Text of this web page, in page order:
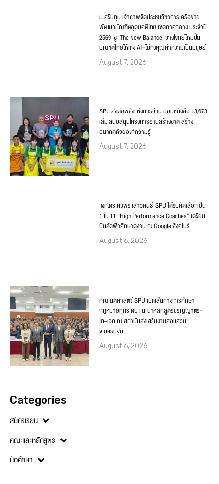
ม.ศรีปทุม เจ้าภาพจัดประชุมวิชาการเครือข่าย
พัฒนาบัณฑิตอุดมคติไทย เขตภาคกลาง ประจำปี
2569 ชู ‘The New Balance’ วางโจทย์ใหม่ปั้น
บัณฑิตไทยให้เก่ง AI–ไม่ทิ้งคุณค่าความเป็นมนุษย์
August 7, 2026
SPU ส่งต่อพลังแห่งการอ่าน มอบหนังสือ 13,673
เล่ม สนับสนุนโครงการอ่านสร้างชาติ สร้าง
อนาคตด้วยองค์ความรู้
August 7, 2026
‘ผศ.ดร.ศิวพร เสาวคนธ์’ SPU ได้รับคัดเลือกเป็น
1 ใน 11 “High Performance Coaches” เตรียม
บินลัดฟ้าศึกษาดูงาน ณ Google สิงคโปร์
August 6, 2026
คณะนิติศาสตร์ SPU เปิดเส้นทางการศึกษา
กฎหมายทุกระดับ แนะนำหลักสูตรปริญญาตรี–
โท–เอก ณ สถาบันส่งเสริมงานสอบสวน
จ.นครปฐม
August 6, 2026
Categories
สมัครเรียน
คณะและหลักสูตร
นักศึกษา